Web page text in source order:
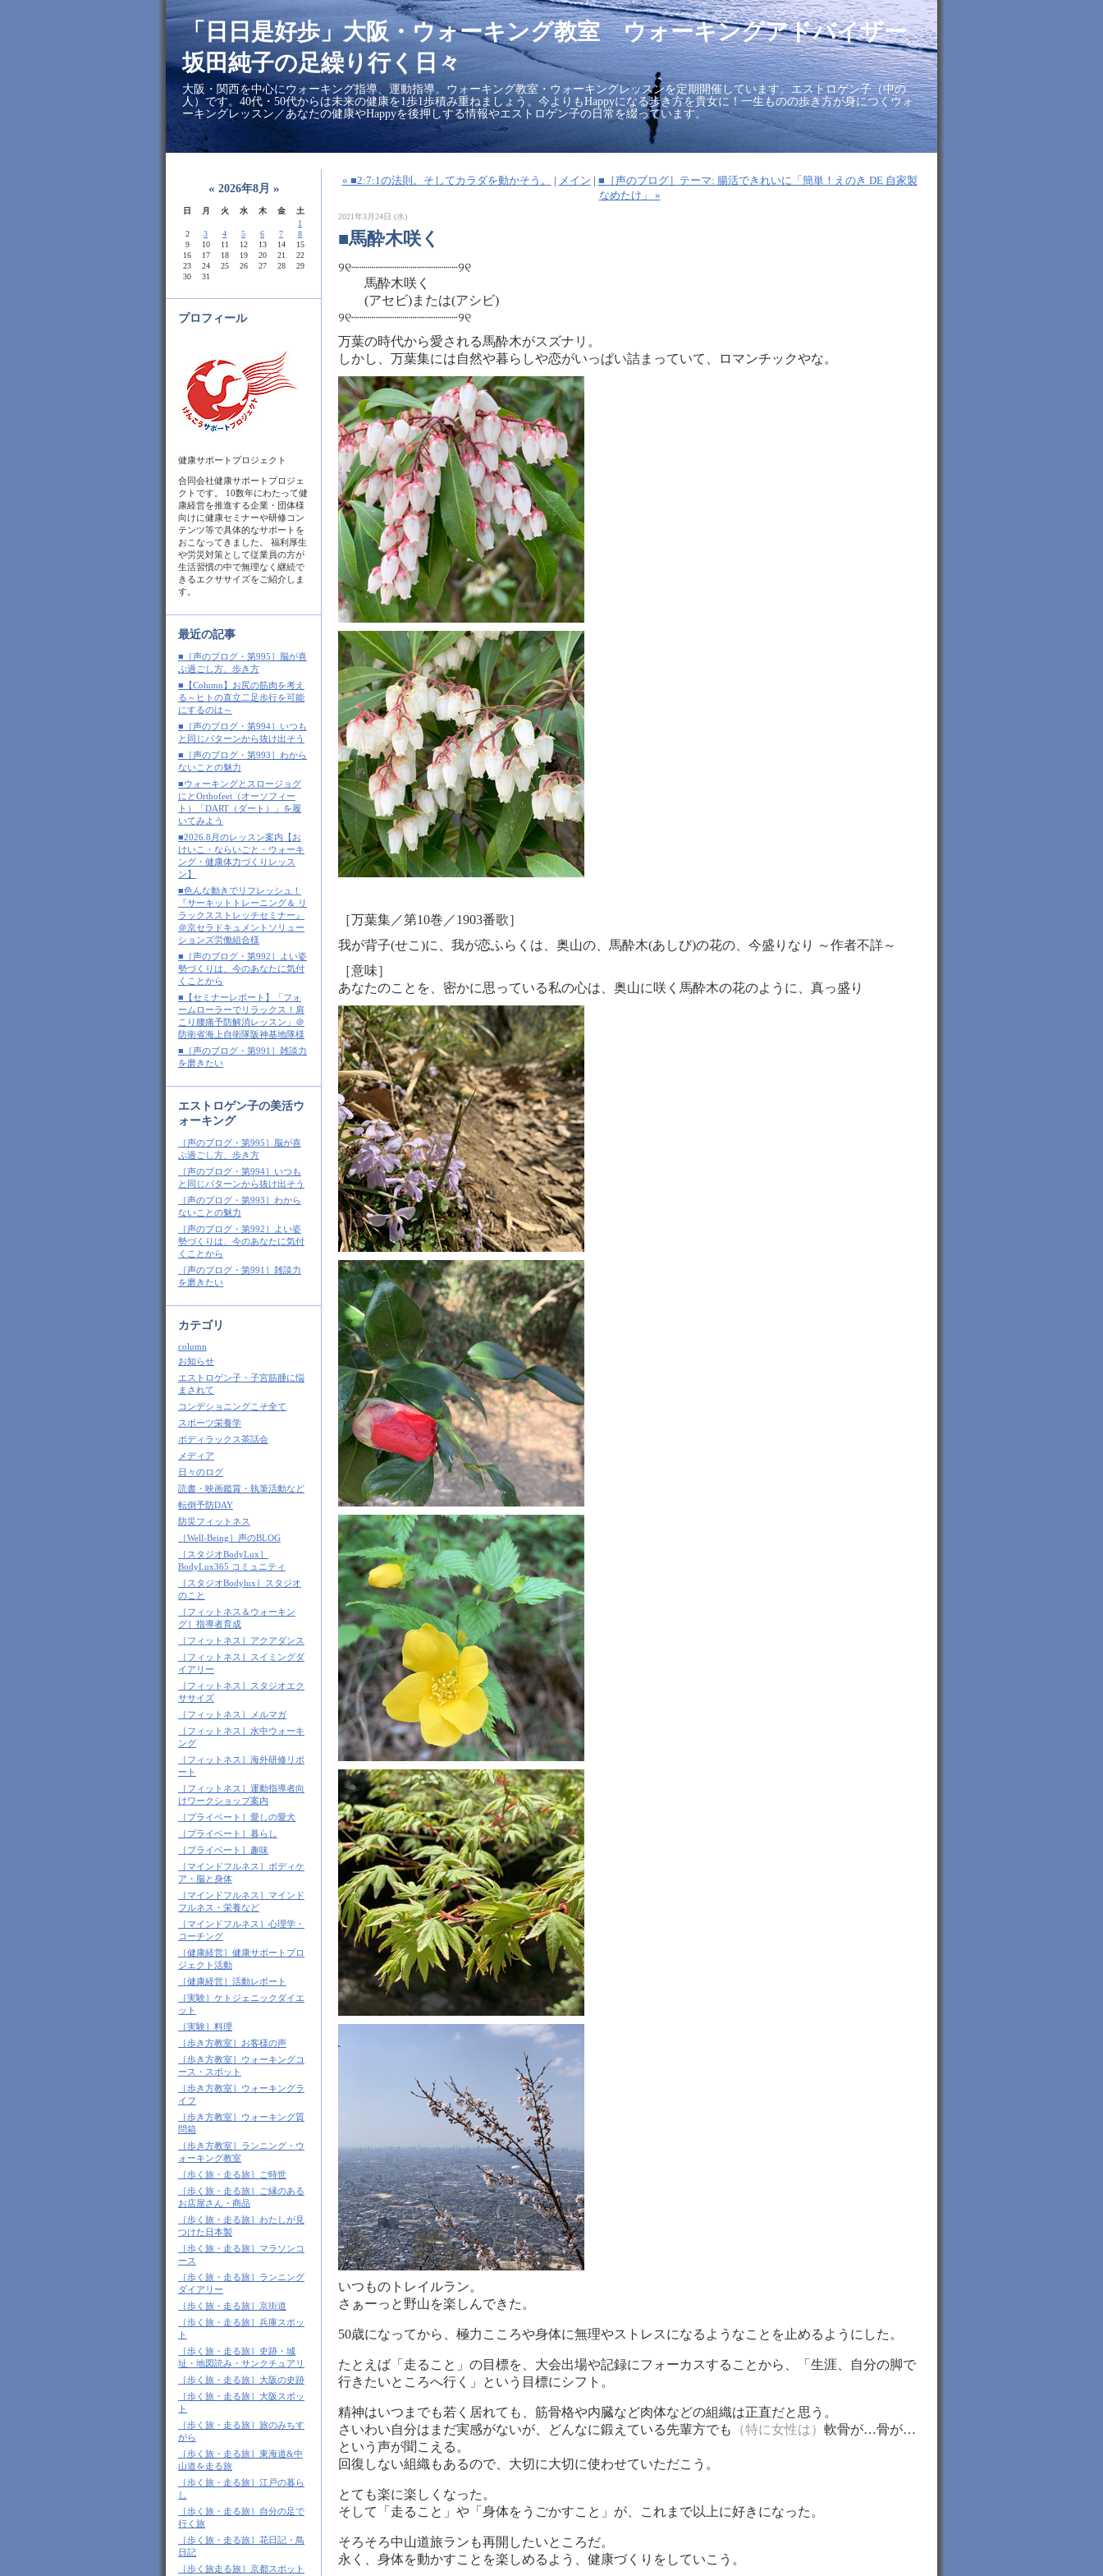
「日日是好歩」大阪・ウォーキング教室 ウォーキングアドバイザー
坂田純子の足繰り行く日々
大阪・関西を中心にウォーキング指導、運動指導。ウォーキング教室・ウォーキングレッスンを定期開催しています。エストロゲン子（中の
人）です。40代・50代からは未来の健康を1歩1歩積み重ねましょう。今よりもHappyになる歩き方を貴女に！一生ものの歩き方が身につくウォ
ーキングレッスン／あなたの健康やHappyを後押しする情報やエストロゲン子の日常を綴っています。
« 2026年8月 »
日 月 火 水 木 金
土
1
2
3 4 5 6 7
8
9
10 11 12 13 14
15
16
17 18 19 20 21
22
23
24 25 26 27 28
29
30
31
プロフィール
健康サポートプロジェクト
合同会社健康サポートプロジェ
クトです。 10数年にわたって健
康経営を推進する企業・団体様
向けに健康セミナーや研修コン
テンツ等で具体的なサポートを
おこなってきました。 福利厚生
や労災対策として従業員の方が
生活習慣の中で無理なく継続で
きるエクササイズをご紹介しま
す。
最近の記事
■［声のブログ・第995］脳が喜
ぶ過ごし方、歩き方
■【Column】お尻の筋肉を考え
る～ヒトの直立二足歩行を可能
にするのは～
■［声のブログ・第994］いつも
と同じパターンから抜け出そう
■［声のブログ・第993］わから
ないことの魅力
■ウォーキングとスロージョグ
にとOrthofeet（オーソフィー
ト）「DART（ダート）」を履
いてみよう
■2026.8月のレッスン案内【お
けいこ・ならいごと・ウォーキ
ング・健康体力づくりレッス
ン】
■色んな動きでリフレッシュ！
『サーキットトレーニング＆ リ
ラックスストレッチセミナー』
＠京セラドキュメントソリュー
ションズ労働組合様
■［声のブログ・第992］よい姿
勢づくりは、今のあなたに気付
くことから
■【セミナーレポート】「フォ
ームローラーでリラックス！肩
こり腰痛予防解消レッスン」＠
防衛省海上自衛隊阪神基地隊様
■［声のブログ・第991］雑談力
を磨きたい
エストロゲン子の美活ウ
ォーキング
［声のブログ・第995］脳が喜
ぶ過ごし方、歩き方
［声のブログ・第994］いつも
と同じパターンから抜け出そう
［声のブログ・第993］わから
ないことの魅力
［声のブログ・第992］よい姿
勢づくりは、今のあなたに気付
くことから
［声のブログ・第991］雑談力
を磨きたい
カテゴリ
column
お知らせ
エストロゲン子・子宮筋腫に悩
まされて
コンデショニングこそ全て
スポーツ栄養学
ボディラックス茶話会
メディア
日々のログ
読書・映画鑑賞・執筆活動など
転倒予防DAY
防災フィットネス
［Well-Being］声のBLOG
［スタジオBodyLux］
BodyLux365 コミュニティ
［スタジオBodylux］スタジオ
のこと
［フィットネス＆ウォーキン
グ］指導者育成
［フィットネス］アクアダンス
［フィットネス］スイミングダ
イアリー
［フィットネス］スタジオエク
ササイズ
［フィットネス］メルマガ
［フィットネス］水中ウォーキ
ング
［フィットネス］海外研修リポ
ート
［フィットネス］運動指導者向
けワークショップ案内
［プライベート］愛しの愛犬
［プライベート］暮らし
［プライベート］趣味
［マインドフルネス］ボディケ
ア・脳と身体
［マインドフルネス］マインド
フルネス・栄養など
［マインドフルネス］心理学・
コーチング
［健康経営］健康サポートプロ
ジェクト活動
［健康経営］活動レポート
［実験］ケトジェニックダイエ
ット
［実験］料理
［歩き方教室］お客様の声
［歩き方教室］ウォーキングコ
ース・スポット
［歩き方教室］ウォーキングラ
イフ
［歩き方教室］ウォーキング質
問箱
［歩き方教室］ランニング・ウ
ォーキング教室
［歩く旅・走る旅］ご時世
［歩く旅・走る旅］ご縁のある
お店屋さん・商品
［歩く旅・走る旅］わたしが見
つけた日本製
［歩く旅・走る旅］マラソンコ
ース
［歩く旅・走る旅］ランニング
ダイアリー
［歩く旅・走る旅］京街道
［歩く旅・走る旅］兵庫スポッ
ト
［歩く旅・走る旅］史跡・城
址・地図読み・サンクチュアリ
［歩く旅・走る旅］大阪の史跡
［歩く旅・走る旅］大阪スポッ
ト
［歩く旅・走る旅］旅のみちす
がら
［歩く旅・走る旅］東海道&中
山道を走る旅
［歩く旅・走る旅］江戸の暮ら
し
［歩く旅・走る旅］自分の足で
行く旅
［歩く旅・走る旅］花日記・鳥
日記
［歩く旅走る旅］京都スポット
« ■2:7:1の法則。そしてカラダを動かそう。 | メイン | ■［声のブログ］テーマ: 腸活できれいに「簡単！えのき DE 自家製
なめたけ」 »
2021年3月24日 (水)
■馬酔木咲く
୨୧┈┈┈┈┈┈┈┈┈┈┈┈┈୨୧
馬酔木咲く
(アセビ)または(アシビ)
୨୧┈┈┈┈┈┈┈┈┈┈┈┈┈୨୧
万葉の時代から愛される馬酔木がスズナリ。
しかし、万葉集には自然や暮らしや恋がいっぱい詰まっていて、ロマンチックやな。
［万葉集／第10巻／1903番歌］
我が背子(せこ)に、我が恋ふらくは、奥山の、馬酔木(あしび)の花の、今盛りなり ～作者不詳～
［意味］
あなたのことを、密かに思っている私の心は、奥山に咲く馬酔木の花のように、真っ盛り
いつものトレイルラン。
さぁーっと野山を楽しんできた。
50歳になってから、極力こころや身体に無理やストレスになるようなことを止めるようにした。
たとえば「走ること」の目標を、大会出場や記録にフォーカスすることから、「生涯、自分の脚で
行きたいところへ行く」という目標にシフト。
精神はいつまでも若く居れても、筋骨格や内臓など肉体などの組織は正直だと思う。
さいわい自分はまだ実感がないが、どんなに鍛えている先輩方でも
（特に女性は） 軟骨が…骨が…
という声が聞こえる。
回復しない組織もあるので、大切に大切に使わせていただこう。
とても楽に楽しくなった。
そして「走ること」や「身体をうごかすこと」 が、これまで以上に好きになった。
そろそろ中山道旅ランも再開したいところだ。
永く、身体を動かすことを楽しめるよう、健康づくりをしていこう。